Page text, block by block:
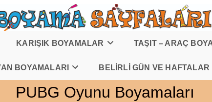
KARIŞIK BOYAMALAR TAŞIT – ARAÇ
BOYAMALARI BELİRLİ GÜN VE HAFTALAR
PUBG Oyunu Boyamaları